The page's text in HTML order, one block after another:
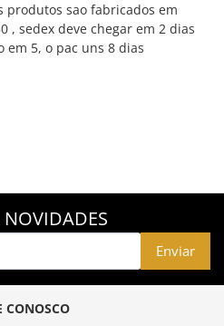
produtos sao fabricados em
, sedex deve chegar em 2 dias
em 5, o pac uns 8 dias
NOVIDADES
Enviar
CONOSCO